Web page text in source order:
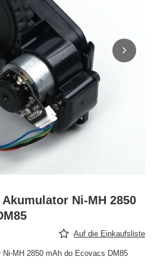
Ni-MH 2850
Auf die Einkaufsliste
MH 2850 mAh do Ecovacs DM85